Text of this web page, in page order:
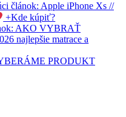
článok: Apple iPhone Xs //
+Kde kúpiť?
AKO VYBRAŤ
najlepšie matrace a
PRODUKT